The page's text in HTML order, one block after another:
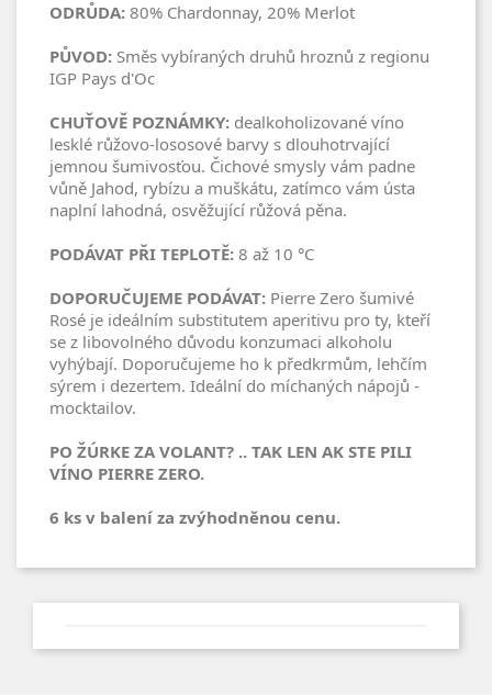
ODRŮDA: 80% Chardonnay, 20% Merlot
PŮVOD: Směs vybíraných druhů hroznů z regionu
IGP Pays d'Oc
CHUŤOVĚ POZNÁMKY: dealkoholizované víno
lesklé růžovo-lososové barvy s dlouhotrvající
jemnou šumivosťou. Čichové smysly vám padne
vůně Jahod, rybízu a muškátu, zatímco vám ústa
naplní lahodná, osvěžující růžová pěna.
PODÁVAT PŘI TEPLOTĚ: 8 až 10 °C
DOPORUČUJEME PODÁVAT: Pierre Zero šumivé
Rosé je ideálním substitutem aperitivu pro ty, kteří
se z libovolného důvodu konzumaci alkoholu
vyhýbají. Doporučujeme ho k předkrmům, lehčím
sýrem i dezertem. Ideální do míchaných nápojů -
mocktailov.
PO ŽÚRKE ZA VOLANT? .. TAK LEN AK STE PILI
VÍNO PIERRE ZERO.
6 ks v balení za zvýhodněnou cenu.